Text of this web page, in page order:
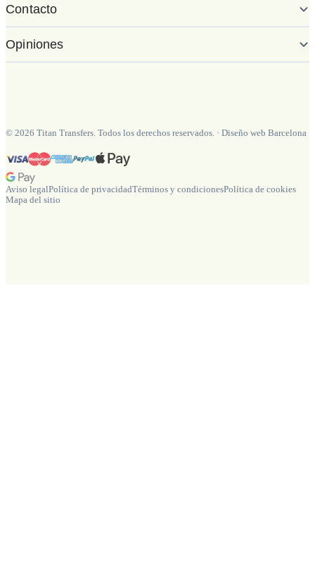
Contacto
Opiniones
© 2026 Titan Transfers. Todos los derechos reservados. · Diseño web Barcelona
Aviso legalPolítica de privacidadTérminos y condicionesPolítica de cookies
Mapa del sitio